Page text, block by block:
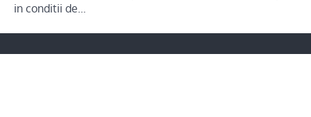
in conditii de…